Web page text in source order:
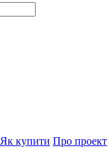
Як купити Про проект